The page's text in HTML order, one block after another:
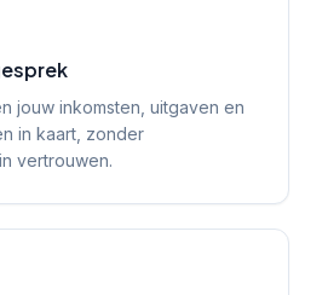
jouw inkomsten, uitgaven en
in kaart, zonder
vertrouwen.